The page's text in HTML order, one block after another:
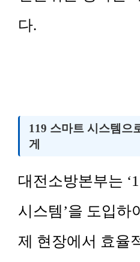
다.
119 스마트 시스템으
게
대전소방본부는
시스템’을 도입하
제 현장에서 효율